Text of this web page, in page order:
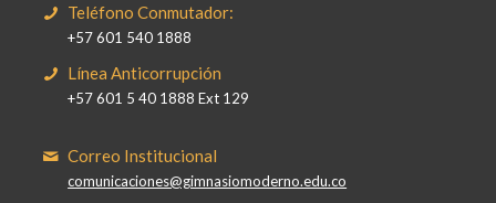
Teléfono Conmutador:
+57 601 540 1888
Línea Anticorrupción
+57 601 5 40 1888 Ext 129
Correo Institucional
comunicaciones@gimnasiomoderno.edu.co